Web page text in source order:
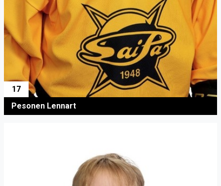
17
Pesonen Lennart